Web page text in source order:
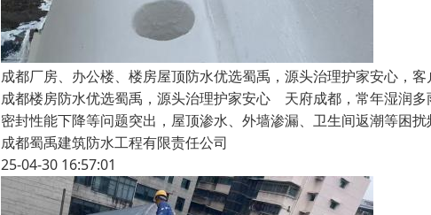
成都厂房、办公楼、楼房屋顶防水优选蜀禹，源头治理护家安心，客
成都楼房防水优选蜀禹，源头治理护家安心 天府成都，常年湿润
密封性能下降等问题突出，屋顶渗水、外墙渗漏、卫生间返潮等困
成都蜀禹建筑防水工程有限责任公司
25-04-30 16:57:01